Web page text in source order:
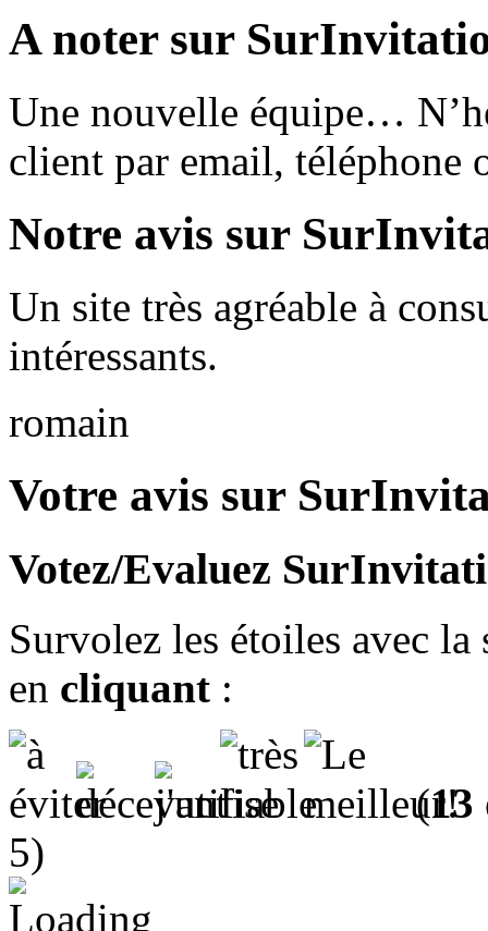
A noter sur
Une nouvelle équipe…
client par email, téléphone
Notre avis sur
Un site très agréable à
intéressants.
romain
Votre avis sur
Votez/Evaluez
Survolez les étoiles avec
en cliquant :
(13
5)